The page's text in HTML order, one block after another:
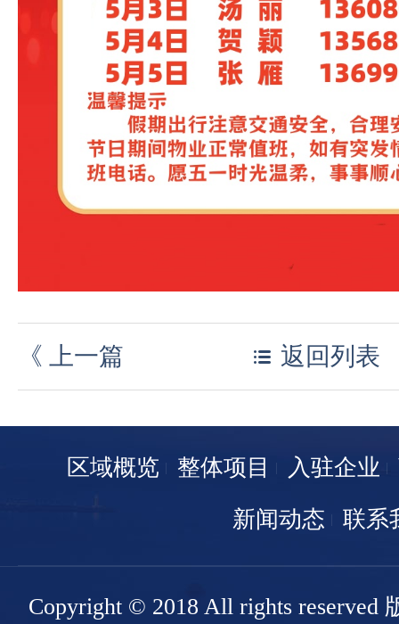
《 上一篇 返回列表
区域概览 整体项目 入驻企业
新闻动态
联系
Copyright © 2018 All rights reserved